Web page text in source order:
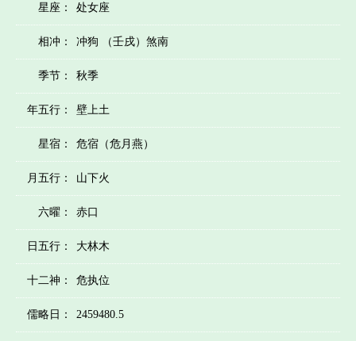
星座： 处女座
相冲： 冲狗 （壬戌）煞南
季节： 秋季
年五行： 壁上土
星宿： 危宿（危月燕）
月五行： 山下火
六曜： 赤口
日五行： 大林木
十二神： 危执位
儒略日： 2459480.5